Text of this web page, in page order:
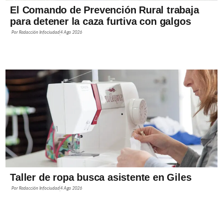
El Comando de Prevención Rural trabaja
para detener la caza furtiva con galgos
PorRedacción Infociudad4 Ago 2026
Taller de ropa busca asistente en Giles
PorRedacción Infociudad4 Ago 2026